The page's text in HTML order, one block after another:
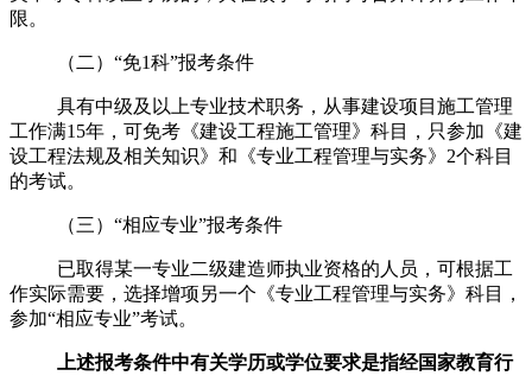
限。
（二）“免1科”报考条件
具有中级及以上专业技术职务，从事建设项目施工管理
工作满15年，可免考《建设工程施工管理》科目，只参加《建
设工程法规及相关知识》和《专业工程管理与实务》 2个科目
的考试。
（三）“相应专业”报考条件
已取得某一专业二级建造师执业资格的人员，可根据工
作实际需要，选择增项另一个《专业工程管理与实务》科目，
参加“相应专业”考试。
上述报考条件中有关学历或学位要求是指经国家教育行